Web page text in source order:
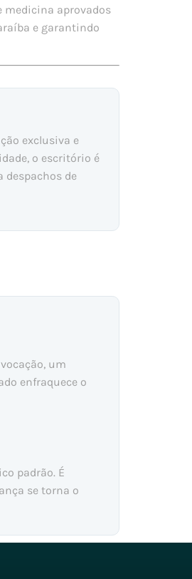
medicina aprovados
e garantindo
exclusiva e
o escritório é
despachos de
um
enfraquece o
padrão. É
se torna o